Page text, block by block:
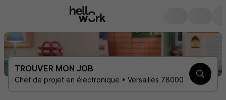
TROUVER MON JOB
Chef de projet en électronique • Versailles 78000